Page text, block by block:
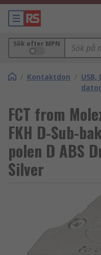
Sök efter MPN
/ Kontaktdon / USB,
FCT from
FKH D-Sub-
polen D ABS
Silver